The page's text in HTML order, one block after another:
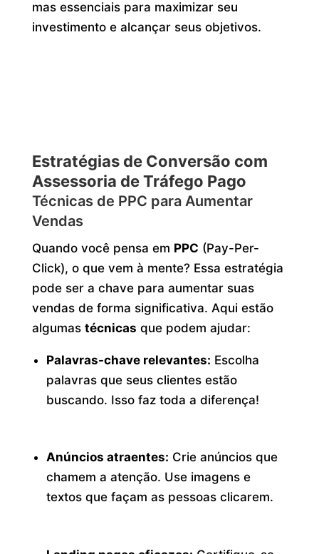
mas essenciais para maximizar seu
investimento e alcançar seus objetivos.
Estratégias de Conversão com
Assessoria de Tráfego Pago
Técnicas de PPC para Aumentar
Vendas
Quando você pensa em PPC (Pay-Per-
Click), o que vem à mente? Essa estratégia
pode ser a chave para aumentar suas
vendas de forma significativa. Aqui estão
algumas técnicas que podem ajudar:
Palavras-chave relevantes: Escolha
palavras que seus clientes estão
buscando. Isso faz toda a diferença!
Anúncios atraentes: Crie anúncios que
chamem a atenção. Use imagens e
textos que façam as pessoas clicarem.